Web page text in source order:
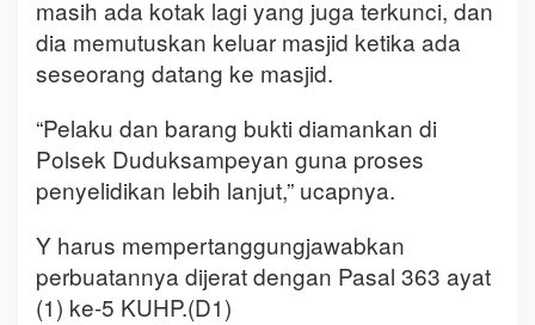
masih ada kotak lagi yang juga terkunci, dan
dia memutuskan keluar masjid ketika ada
seseorang datang ke masjid.
“Pelaku dan barang bukti diamankan di
Polsek Duduksampeyan guna proses
penyelidikan lebih lanjut,” ucapnya.
Y harus mempertanggungjawabkan
perbuatannya dijerat dengan Pasal 363 ayat
(1) ke-5 KUHP.(D1)